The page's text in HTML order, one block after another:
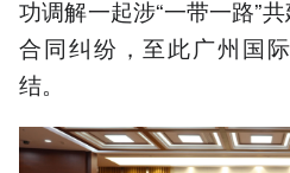
功调解一起涉“一带一路”
合同纠纷，至此广州国
结。